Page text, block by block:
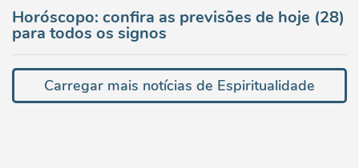
Horóscopo: confira as previsões de hoje (28)
para todos os signos
Carregar mais notícias de Espiritualidade